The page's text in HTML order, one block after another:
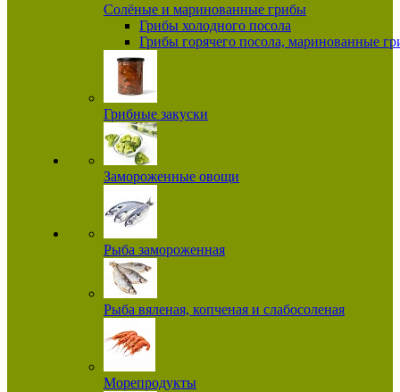
Солёные и маринованные грибы
Грибы холодного посола
Грибы горячего посола, маринованные
Грибные закуски
Замороженные овощи
Рыба замороженная
Рыба вяленая, копченая и слабосоленая
Морепродукты